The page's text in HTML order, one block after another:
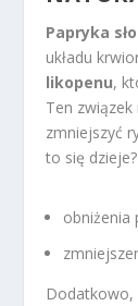
Papryka
układu
likopenu,
Ten
zmniejszyć
to się
obniżenia